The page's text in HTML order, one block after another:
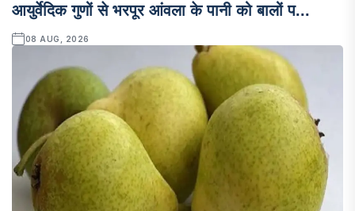
आयुर्वेदिक गुणों से भरपूर आंवला के पानी को बालों प...
08 AUG, 2026